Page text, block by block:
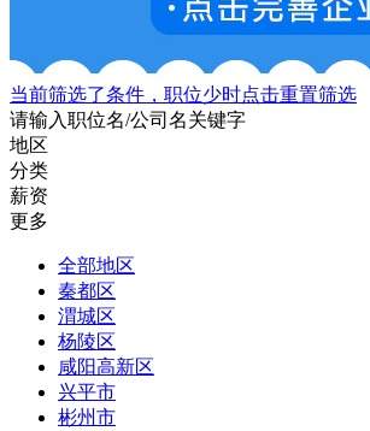
当前筛选了条件，职位少时点击重置筛选
请输入职位名/公司名关键字
地区
分类
薪资
更多
全部地区
秦都区
渭城区
杨陵区
咸阳高新区
兴平市
彬州市